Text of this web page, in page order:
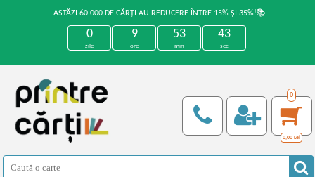
ASTĂZI 60.000 DE CĂRȚI AU REDUCERE ÎNTRE 15% ȘI 35%!📚
0
zile
9
ore
53
min
43
sec
0
0,00 Lei